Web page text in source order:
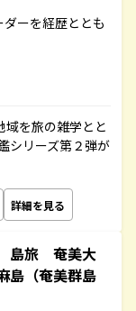
ーを経歴ととも
を旅の雑学とと
シリーズ第２弾が
詳細を見る
島旅 奄美大
（奄美群島